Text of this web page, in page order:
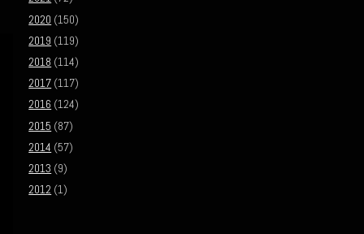
2020 (150)
2019 (119)
2018 (114)
2017 (117)
2016 (124)
2015 (87)
2014 (57)
2013 (9)
2012 (1)